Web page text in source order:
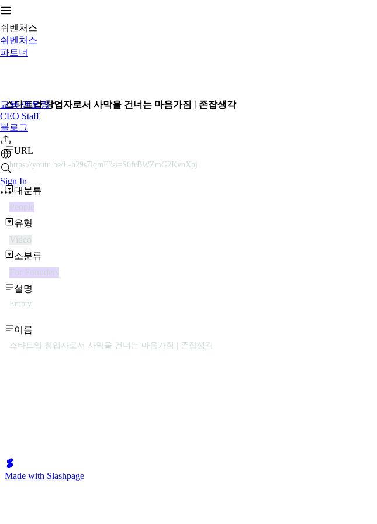
쉬벤처스
쉬벤처스
파트너
교육·멘토링
CEO Staff
블로그
Sign In
스타트업 창업자로서 사막을 건너는 마음가짐 | 존잡생각
URL
https://youtu.be/L-h29s7lqmE?si=S6frBWZmG2KvnXpj
대분류
People
유형
Video
소분류
For Founders
설명
Empty
이름
스타트업 창업자로서 사막을 건너는 마음가짐 | 존잡생각
Made with Slashpage